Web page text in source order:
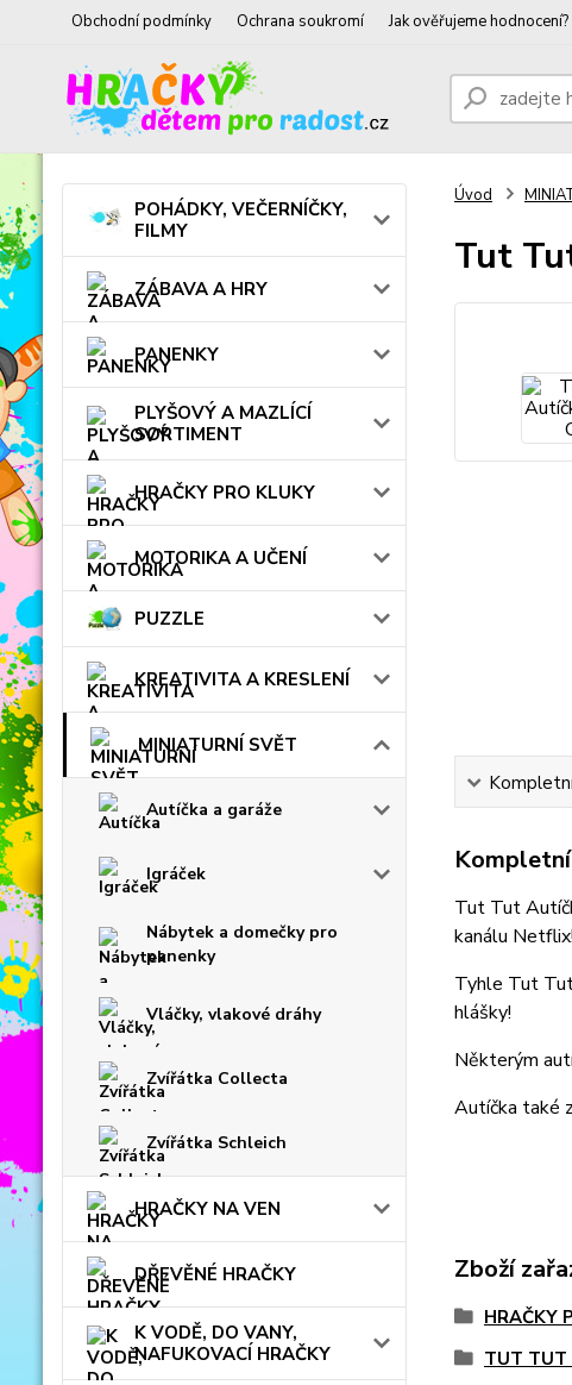
Obchodní podmínky Ochrana soukromí Jak ověřujeme hodnocení?
POHÁDKY, VEČERNÍČKY,
FILMY
ZÁBAVA A HRY
PANENKY
PLYŠOVÝ A MAZLÍCÍ
SORTIMENT
HRAČKY PRO KLUKY
MOTORIKA A UČENÍ
PUZZLE
KREATIVITA A KRESLENÍ
MINIATURNÍ SVĚT
Autíčka a garáže
Igráček
Nábytek a domečky pro
panenky
Vláčky, vlakové dráhy
Zvířátka Collecta
Zvířátka Schleich
HRAČKY NA VEN
DŘEVĚNÉ HRAČKY
K VODĚ, DO VANY,
NAFUKOVACÍ HRAČKY
Úvod
Tut
Tut Tut
kanálu Netflix!
Tyhle Tut Tut
hlášky!
Některým
Autíčka také
Zboží
HRAČKY
TUT